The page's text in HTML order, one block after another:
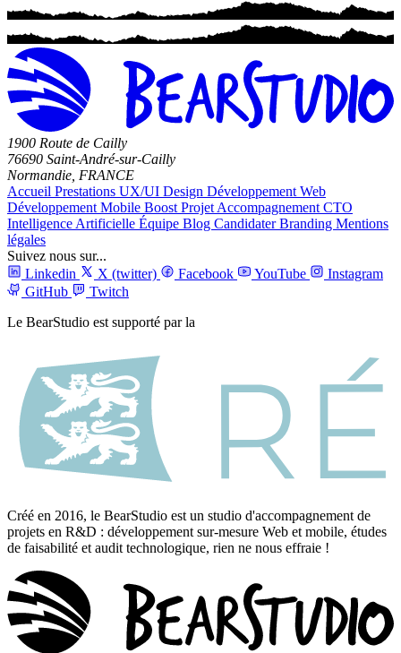
1900 Route de Cailly
76690 Saint-André-sur-Cailly
Normandie, FRANCE
Accueil Prestations UX/UI Design Développement Web
Développement Mobile Boost Projet Accompagnement CTO
Intelligence Artificielle Équipe Blog CandidaterBranding Mentions
légales
Suivez nous sur...
Linkedin
X (twitter) Facebook YouTube
Instagram
GitHub
Twitch
Le BearStudio est supporté par la
Créé en 2016, le BearStudio est un studio d'accompagnement de
projets en R&D : développement sur-mesure Web et mobile, études
de faisabilité et audit technologique, rien ne nous effraie !